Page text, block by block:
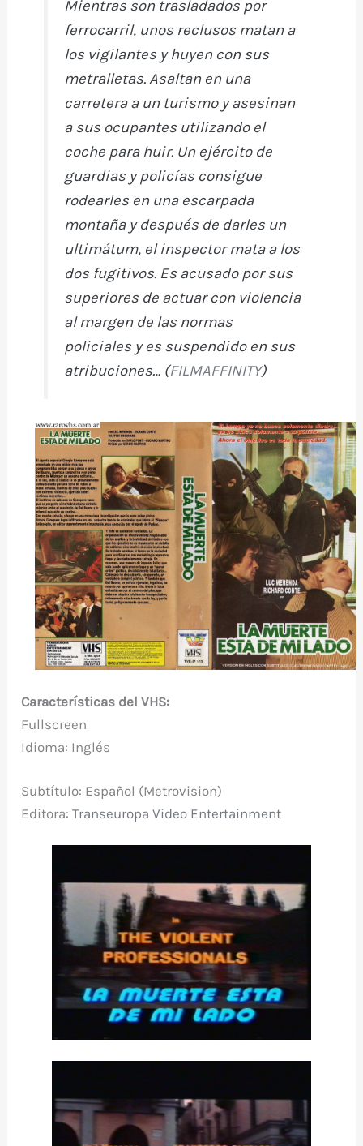
Mientras son trasladados por
ferrocarril, unos reclusos matan a
los vigilantes y huyen con sus
metralletas. Asaltan en una
carretera a un turismo y asesinan
a sus ocupantes utilizando el
coche para huir. Un ejército de
guardias y policías consigue
rodearles en una escarpada
montaña y después de darles un
ultimátum, el inspector mata a los
dos fugitivos. Es acusado por sus
superiores de actuar con violencia
al margen de las normas
policiales y es suspendido en sus
atribuciones… (FILMAFFINITY)
Características del VHS:
Fullscreen
Idioma: Inglés
Subtítulo: Español (Metrovision)
Editora:Transeuropa Video Entertainment